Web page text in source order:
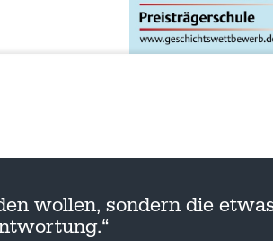
wollen, sondern die